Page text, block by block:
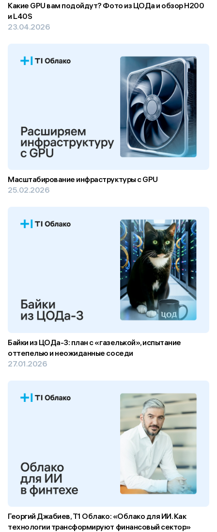
Какие GPU вам подойдут? Фото из ЦОДа и обзор H200
и L40S
23.04.2026
Масштабирование инфраструктуры c GPU
25.02.2026
Байки из ЦОДа-3: план с «газелькой», испытание
оттепелью и неожиданные соседи
27.01.2026
Георгий Джабиев, Т1 Облако: «Облако для ИИ. Как
технологии трансформируют финансовый сектор»